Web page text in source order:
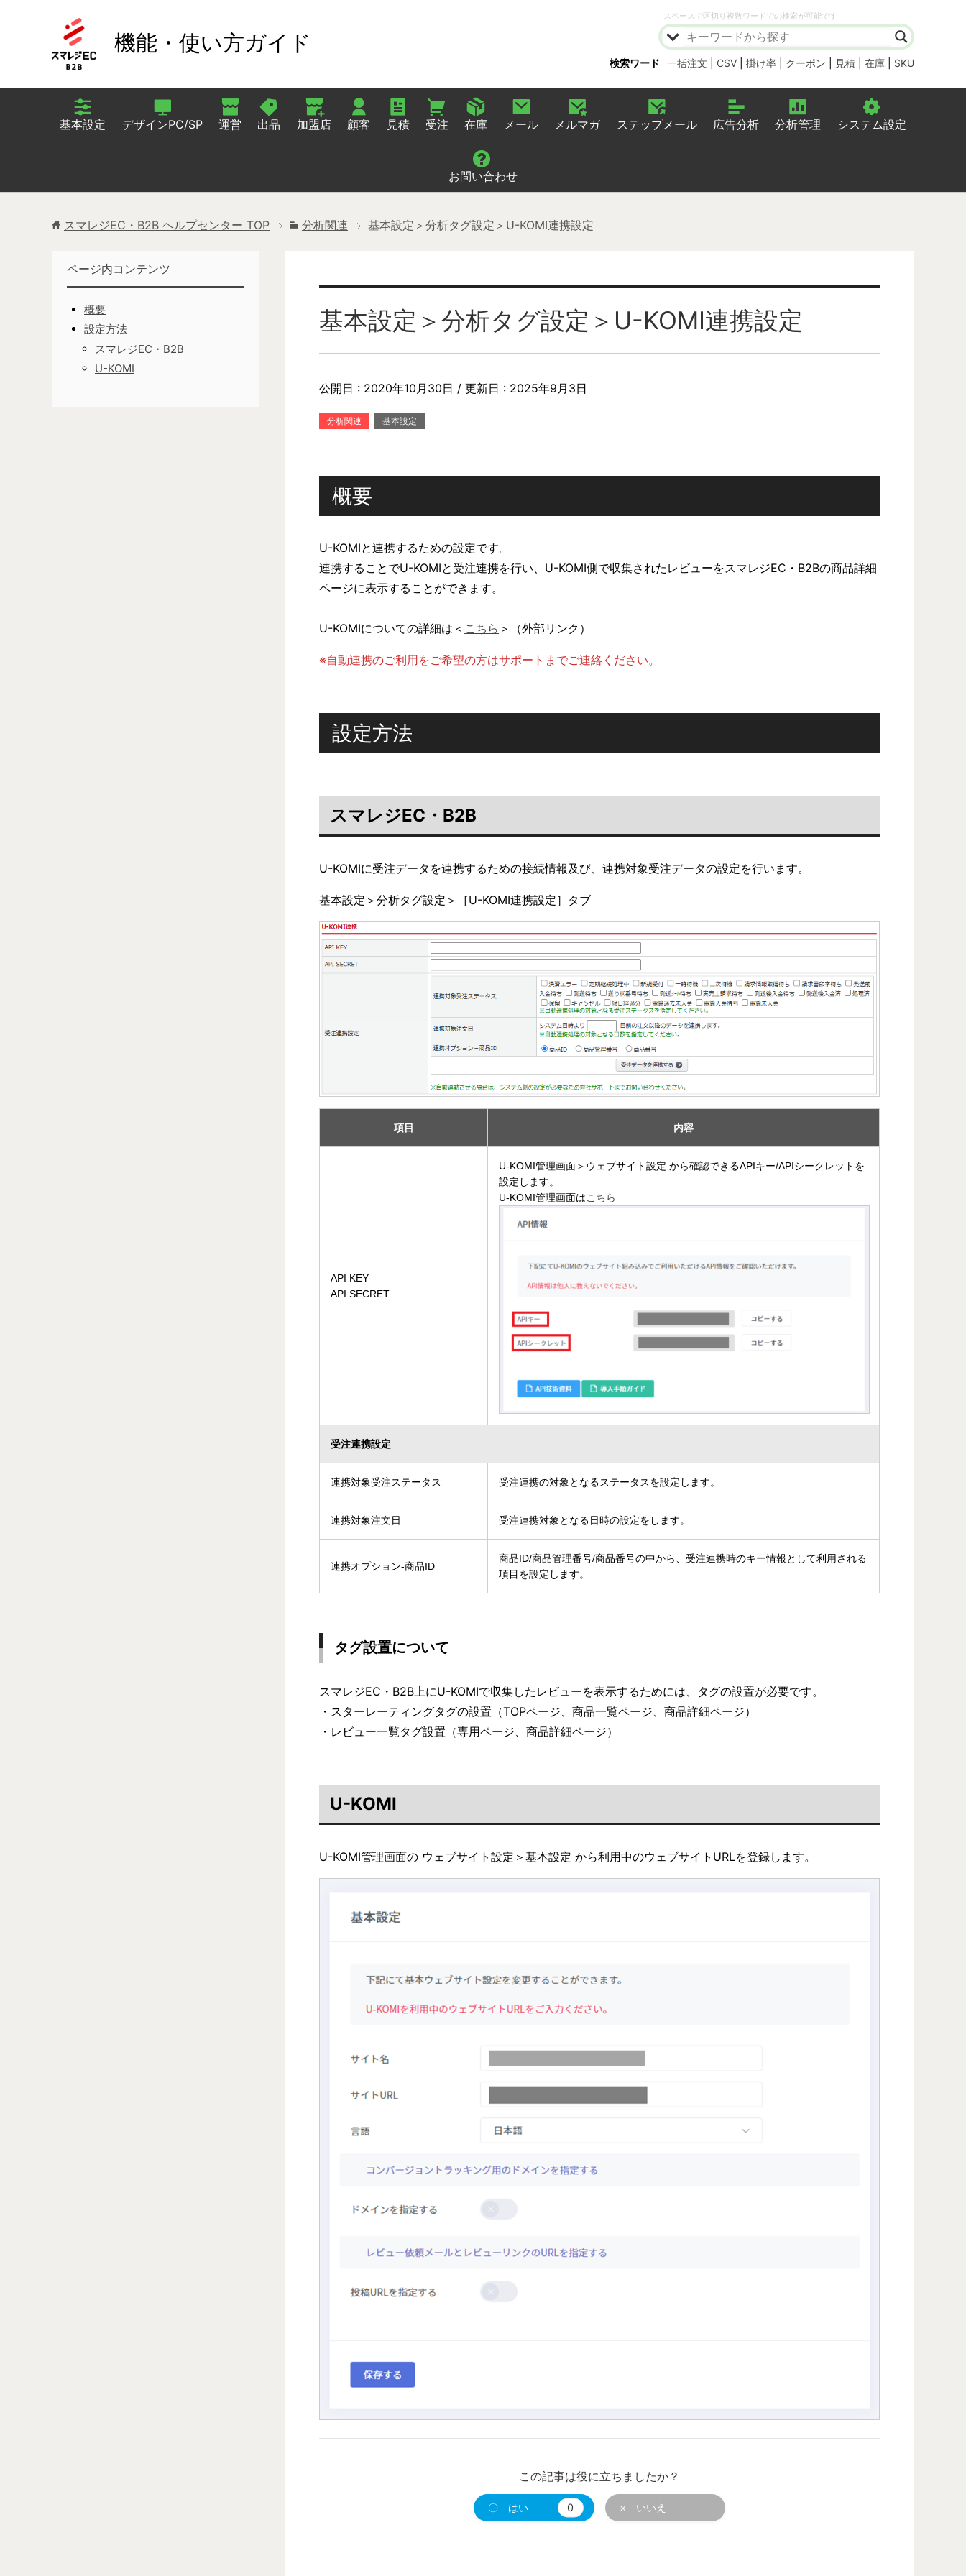
機能・使い方ガイド
スペースで区切り複数ワードでの検索が可能です
検索ワード 一括注文 CSV 掛け率 クーポン 見積 在庫 SKU
基本設定 デザインPC/SP 運営 出品 加盟店 顧客 見積 受注 在庫 メール メルマガ ステップメール 広告分析 分析管理 システム設定
お問い合わせ
スマレジEC・B2B ヘルプセンター TOP 分析関連 基本設定＞分析タグ設定＞U-KOMI連携設定
基本設定＞分析タグ設定＞U-KOMI連携設定
公開日 : 2020年10月30日 / 更新日 : 2025年9月3日
分析関連 基本設定
概要
U-KOMIと連携するための設定です。
連携することでU-KOMIと受注連携を行い、U-KOMI側で収集されたレビューをスマレジEC・B2Bの商品詳細
ページに表示することができます。
U-KOMIについての詳細は＜ こちら ＞（外部リンク）
※自動連携のご利用をご希望の方はサポートまでご連絡ください。
設定方法
スマレジEC・B2B
U-KOMIに受注データを連携するための接続情報及び、連携対象受注データの設定を行います。
基本設定＞分析タグ設定＞［U-KOMI連携設定］タブ
項目 内容
API KEY
API SECRET
U-KOMI管理画面＞ウェブサイト設定 から確認できるAPIキー/APIシークレットを
設定します。
U-KOMI管理画面はこちら
受注連携設定
連携対象受注ステータス 受注連携の対象となるステータスを設定します。
連携対象注文日 受注連携対象となる日時の設定をします。
連携オプション-商品ID
商品ID/商品管理番号/商品番号の中から、受注連携時のキー情報として利用される
項目を設定します。
タグ設置について
スマレジEC・B2B上にU-KOMIで収集したレビューを表示するためには、タグの設置が必要です。
・スターレーティングタグの設置（TOPページ、商品一覧ページ、商品詳細ページ）
・レビュー一覧タグ設置（専用ページ、商品詳細ページ）
U-KOMI
U-KOMI管理画面の ウェブサイト設定＞基本設定 から利用中のウェブサイトURLを登録します。
この記事は役に立ちましたか？
〇 はい 0 × いいえ
ページ内コンテンツ
概要
設定方法
スマレジEC・B2B
U-KOMI